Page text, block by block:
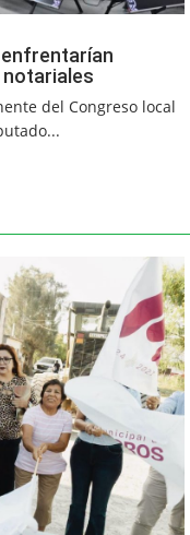
del Congreso local